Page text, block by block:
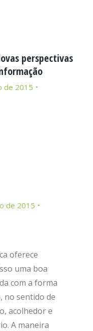
perspectivas
de 2015
de 2015
oferece
uma boa
com a forma
no sentido de
acolhedor e
A maneira